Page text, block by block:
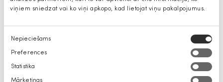
viņiem sniedzat vai ko viņi apkopo, kad lietojat viņu pakalpojumus.
Piekrišanas
izvēle
Nepieciešams
Preferences
Statistika
Mārketings